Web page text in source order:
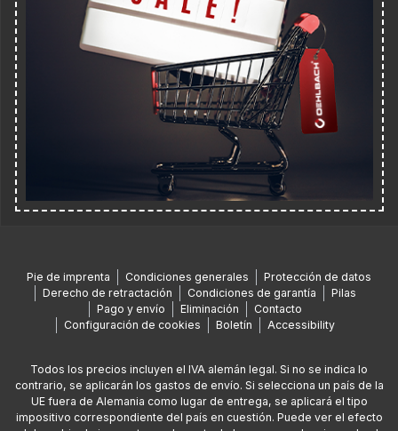
Pie de imprenta Condiciones generales
Protección de datos
Derecho de retractación
Condiciones de garantía
Pilas
Pago y envío
Eliminación
Contacto
Configuración de cookies
Boletín Accessibility
Todos los precios incluyen el IVA alemán legal. Si no se indica lo
contrario, se aplicarán los gastos de envío. Si selecciona un país de la
UE fuera de Alemania como lugar de entrega, se aplicará el tipo
impositivo correspondiente del país en cuestión. Puede ver el efecto